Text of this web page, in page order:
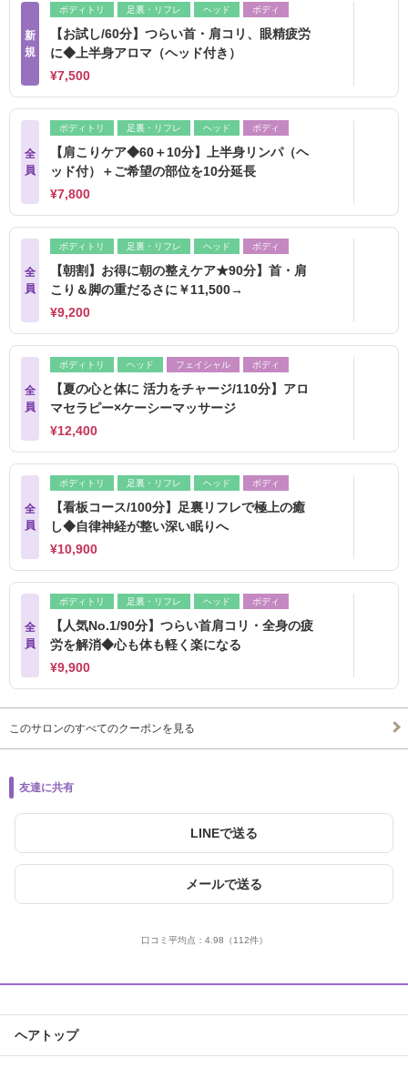
新
規
ボディトリ 足裏・リフレ ヘッド ボディ
【お試し/60分】つらい首・肩コリ、眼精疲労
に◆上半身アロマ（ヘッド付き）
¥7,500
全
員
ボディトリ 足裏・リフレ ヘッド ボディ
【肩こりケア◆60＋10分】上半身リンパ（ヘ
ッド付）＋ご希望の部位を10分延長
¥7,800
全
員
ボディトリ 足裏・リフレ ヘッド ボディ
【朝割】お得に朝の整えケア★90分】首・肩
こり＆脚の重だるさに￥11,500→
¥9,200
全
員
ボディトリ ヘッド フェイシャル ボディ
【夏の心と体に 活力をチャージ/110分】アロ
マセラピー×ケーシーマッサージ
¥12,400
全
員
ボディトリ 足裏・リフレ ヘッド ボディ
【看板コース/100分】足裏リフレで極上の癒
し◆自律神経が整い深い眠りへ
¥10,900
全
員
ボディトリ 足裏・リフレ ヘッド ボディ
【人気No.1/90分】つらい首肩コリ・全身の疲
労を解消◆心も体も軽く楽になる
¥9,900
このサロンのすべてのクーポンを見る
友達に共有
LINEで送る
メールで送る
口コミ平均点： 4.98 （112件）
ヘアトップ